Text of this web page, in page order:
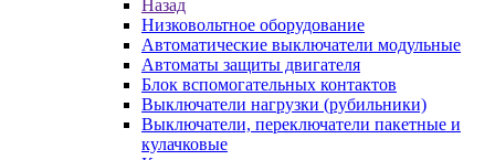
Назад
Низковольтное оборудование
Автоматические выключатели модульные
Автоматы защиты двигателя
Блок вспомогательных контактов
Выключатели нагрузки (рубильники)
Выключатели, переключатели пакетные и
кулачковые